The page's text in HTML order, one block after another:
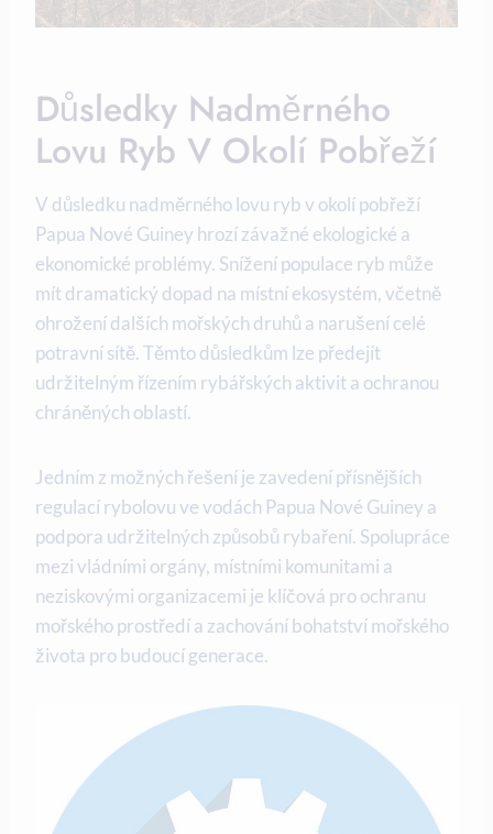
Důsledky Nadměrného‌
Lovu Ryb V ⁤okolí ‌pobřeží
V důsledku nadměrného lovu ryb ‌v okolí ‌pobřeží
Papua Nové ​Guiney ⁤hrozí ⁣závažné ekologické⁤ a⁢
ekonomické problémy. Snížení populace ryb může
mít dramatický dopad na ⁣místní⁣ ekosystém, včetně
ohrožení‌ dalších mořských druhů a narušení celé
⁣potravní sítě.⁣ Těmto​ důsledkům lze‍ předejít
udržitelným řízením ‍rybářských aktivit a ochranou
chráněných oblastí.
Jedním z⁢ možných řešení je zavedení přísnějších
regulací‍ rybolovu ve vodách Papua‌ Nové Guiney a
podpora udržitelných způsobů rybaření. Spolupráce
mezi vládními orgány, místními komunitami a
neziskovými organizacemi je klíčová pro ⁢ochranu
mořského prostředí a zachování‌ bohatství⁤ mořského‌
života pro​ budoucí generace.